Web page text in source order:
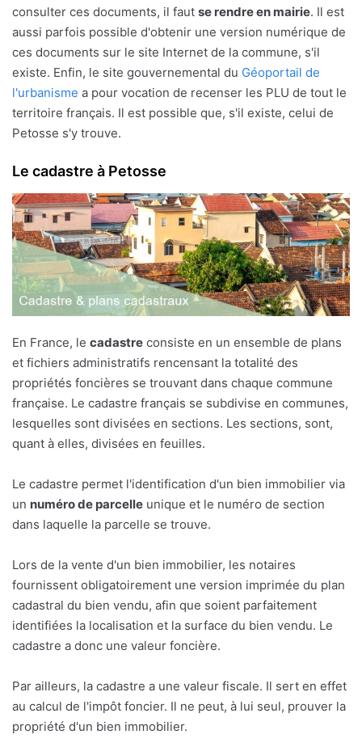
consulter ces documents, il faut se rendre en mairie. Il est
aussi parfois possible d'obtenir une version numérique de
ces documents sur le site Internet de la commune, s'il
existe. Enfin, le site gouvernemental du Géoportail de
l'urbanisme a pour vocation de recenser les PLU de tout le
territoire français. Il est possible que, s'il existe, celui de
Petosse s'y trouve.
Le cadastre à Petosse
En France, le cadastre consiste en un ensemble de plans
et fichiers administratifs rencensant la totalité des
propriétés foncières se trouvant dans chaque commune
française. Le cadastre français se subdivise en communes,
lesquelles sont divisées en sections. Les sections, sont,
quant à elles, divisées en feuilles.
Le cadastre permet l'identification d'un bien immobilier via
un numéro de parcelle unique et le numéro de section
dans laquelle la parcelle se trouve.
Lors de la vente d'un bien immobilier, les notaires
fournissent obligatoirement une version imprimée du plan
cadastral du bien vendu, afin que soient parfaitement
identifiées la localisation et la surface du bien vendu. Le
cadastre a donc une valeur foncière.
Par ailleurs, la cadastre a une valeur fiscale. Il sert en effet
au calcul de l'impôt foncier. Il ne peut, à lui seul, prouver la
propriété d'un bien immobilier.